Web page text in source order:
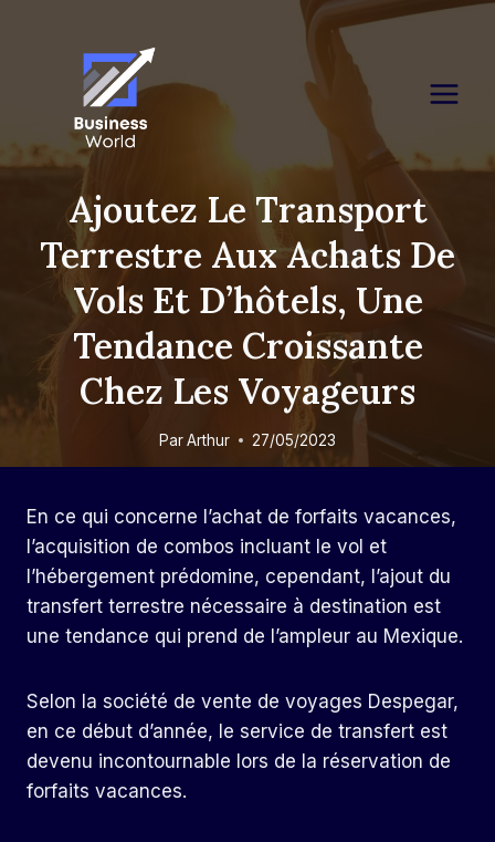
Ajoutez Le Transport
Terrestre Aux Achats De
Vols Et D’hôtels, Une
Tendance Croissante
Chez Les Voyageurs
ParArthur 27/05/2023
En ce qui concerne l’achat de forfaits vacances,
l’acquisition de combos incluant le vol et
l’hébergement prédomine, cependant, l’ajout du
transfert terrestre nécessaire à destination est
une tendance qui prend de l’ampleur au Mexique.
Selon la société de vente de voyages Despegar,
en ce début d’année, le service de transfert est
devenu incontournable lors de la réservation de
forfaits vacances.